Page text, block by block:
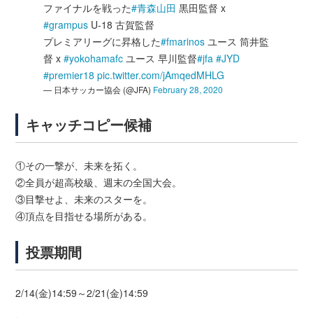
ファイナルを戦った#青森山田 黒田監督 x
#grampus U-18 古賀監督
プレミアリーグに昇格した#fmarinos ユース 筒井監
督 x#yokohamafc ユース 早川監督#jfa #JYD
#premier18 pic.twitter.com/jAmqedMHLG
— 日本サッカー協会 (@JFA) February 28, 2020
キャッチコピー候補
①その一撃が、未来を拓く。
②全員が超高校級、週末の全国大会。
③目撃せよ、未来のスターを。
④頂点を目指せる場所がある。
投票期間
2/14(金)14:59～2/21(金)14:59